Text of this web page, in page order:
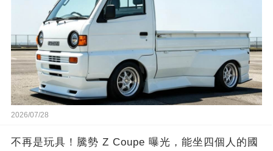
2026/07/28
不再是玩具！騰勢 Z Coupe 曝光，能坐四個人的國